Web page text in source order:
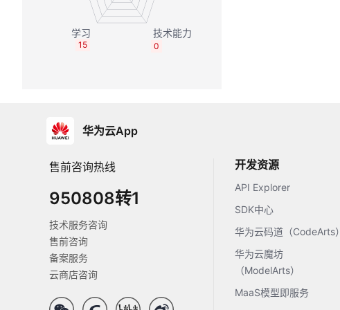
0
15
华为云App
售前咨询热线
950808转1
技术服务咨询
售前咨询
备案服务
云商店咨询
开发资源
API Explorer
SDK中心
华为云码道（CodeArts）
华为云魔坊
（ModelArts）
MaaS模型即服务